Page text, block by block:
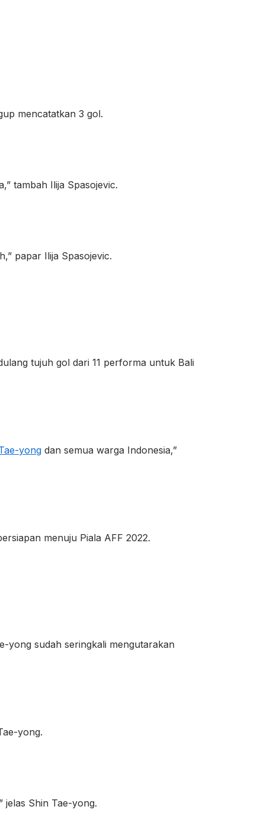
mencatatkan 3 gol.
tambah Ilija Spasojevic.
papar Ilija Spasojevic.
tujuh gol dari 11 performa untuk Bali
yong dan semua warga Indonesia,”
menuju Piala AFF 2022.
yong sudah seringkali mengutarakan
yong.
jelas Shin Tae-yong.